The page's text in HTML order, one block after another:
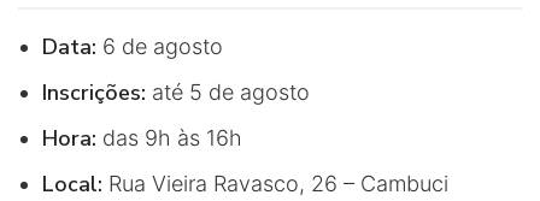
Data: 6 de agosto
Inscrições: até 5 de agosto
Hora: das 9h às 16h
Local: Rua Vieira Ravasco, 26 – Cambuci